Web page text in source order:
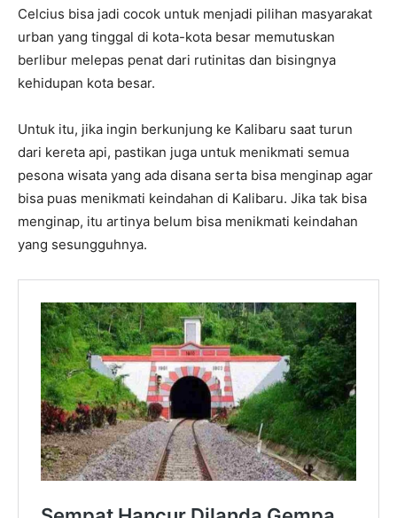
Celcius bisa jadi cocok untuk menjadi pilihan masyarakat
urban yang tinggal di kota-kota besar memutuskan
berlibur melepas penat dari rutinitas dan bisingnya
kehidupan kota besar.
Untuk itu, jika ingin berkunjung ke Kalibaru saat turun
dari kereta api, pastikan juga untuk menikmati semua
pesona wisata yang ada disana serta bisa menginap agar
bisa puas menikmati keindahan di Kalibaru. Jika tak bisa
menginap, itu artinya belum bisa menikmati keindahan
yang sesungguhnya.